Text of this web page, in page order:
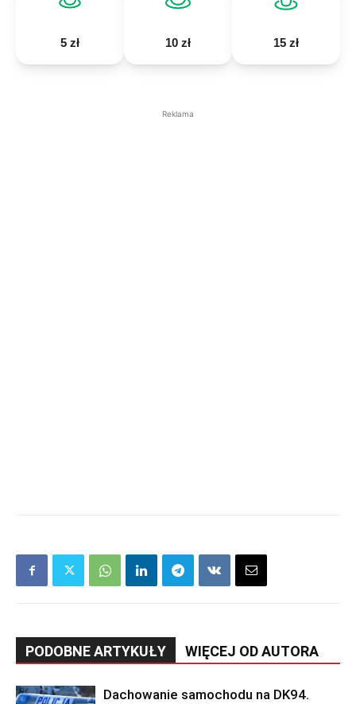
5 zł 10 zł 15 zł
Reklama
PODOBNE ARTYKUŁY WIĘCEJ OD AUTORA
Dachowanie samochodu na DK94.